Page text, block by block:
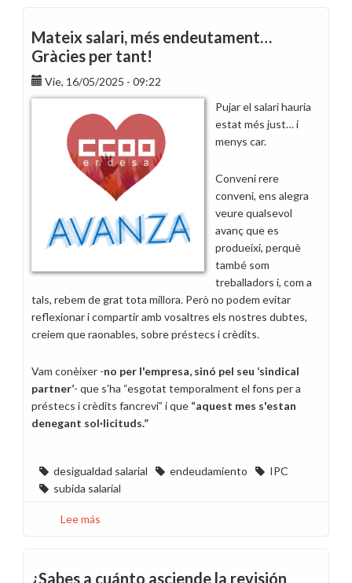
perdemos
poder
adquisitivo
Mateix salari, més endeutament…
Gràcies per tant!
Vie, 16/05/2025 - 09:22
Pujar el salari hauria
estat més just… i
menys car.
Conveni rere
conveni, ens alegra
veure qualsevol
avanç que es
produeixi, perquè
també som
treballadors i, com a
tals, rebem de grat tota millora. Però no podem evitar
reflexionar i compartir amb vosaltres els nostres dubtes,
creiem que raonables, sobre préstecs i crèdits.
Vam conèixer -no per l'empresa, sinó pel seu ‘sindical
partner’- que s'ha “esgotat temporalment el fons per a
préstecs i crèdits fancrevi” i que “aquest mes s'estan
denegant sol·licituds.”
desigualdad salarial endeudamiento
IPC
subida salarial
Lee más
més
¿Sabes a cuánto asciende la revisión